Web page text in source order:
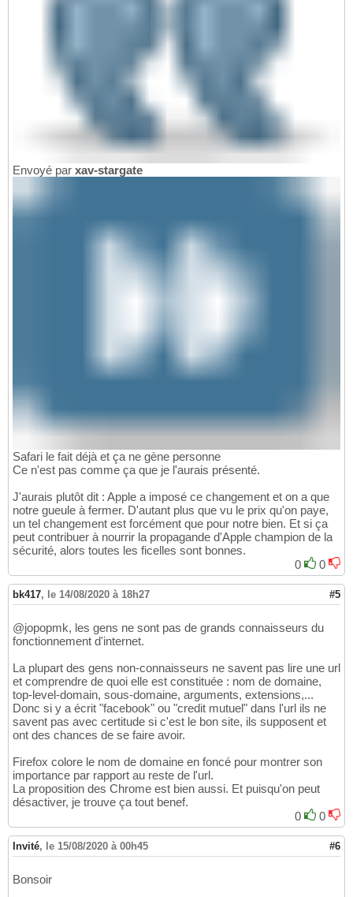
Envoyé par xav-stargate
Safari le fait déjà et ça ne gène personne
Ce n'est pas comme ça que je l'aurais présenté.
J'aurais plutôt dit : Apple a imposé ce changement et on a que
notre gueule à fermer. D'autant plus que vu le prix qu'on paye,
un tel changement est forcément que pour notre bien. Et si ça
peut contribuer à nourrir la propagande d'Apple champion de la
sécurité, alors toutes les ficelles sont bonnes.
0
0
bk417, le 14/08/2020 à 18h27 #5
@jopopmk, les gens ne sont pas de grands connaisseurs du
fonctionnement d'internet.
La plupart des gens non-connaisseurs ne savent pas lire une url
et comprendre de quoi elle est constituée : nom de domaine,
top-level-domain, sous-domaine, arguments, extensions,...
Donc si y a écrit "facebook" ou "credit mutuel" dans l'url ils ne
savent pas avec certitude si c'est le bon site, ils supposent et
ont des chances de se faire avoir.
Firefox colore le nom de domaine en foncé pour montrer son
importance par rapport au reste de l'url.
La proposition des Chrome est bien aussi. Et puisqu'on peut
désactiver, je trouve ça tout benef.
0
0
Invité, le 15/08/2020 à 00h45 #6
Bonsoir